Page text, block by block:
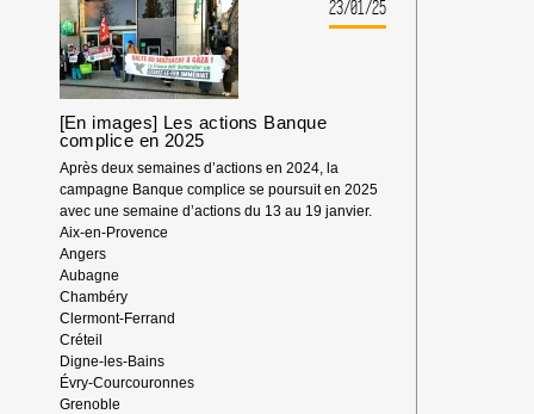
COMMUN
:
AFPS,
BDS
FRANCE,
EKŌ
ET
GLOBALIZE
SOLIDARITY
23/01/25
[En images] Les actions Banque
complice en 2025
Après deux semaines d’actions en 2024, la
campagne Banque complice se poursuit en 2025
avec une semaine d’actions du 13 au 19 janvier.
Aix-en-Provence
Angers
Aubagne
Chambéry
Clermont-Ferrand
Créteil
Digne-les-Bains
Évry-Courcouronnes
Grenoble